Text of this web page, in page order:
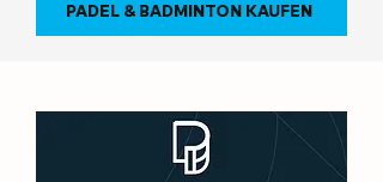
PADEL & BADMINTON KAUFEN